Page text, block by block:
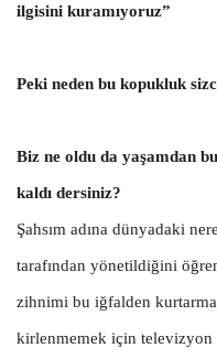
ilgisini kuramıyoruz”
Peki neden bu kopukluk
Biz ne oldu da yaşamdan
kaldı dersiniz?
Şahsım adına dünyadaki
tarafından yönetildiğini
zihnimi bu iğfalden
kirlenmemek için